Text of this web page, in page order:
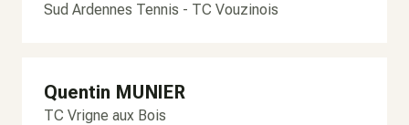
Sud Ardennes Tennis - TC Vouzinois
Quentin MUNIER
TC Vrigne aux Bois